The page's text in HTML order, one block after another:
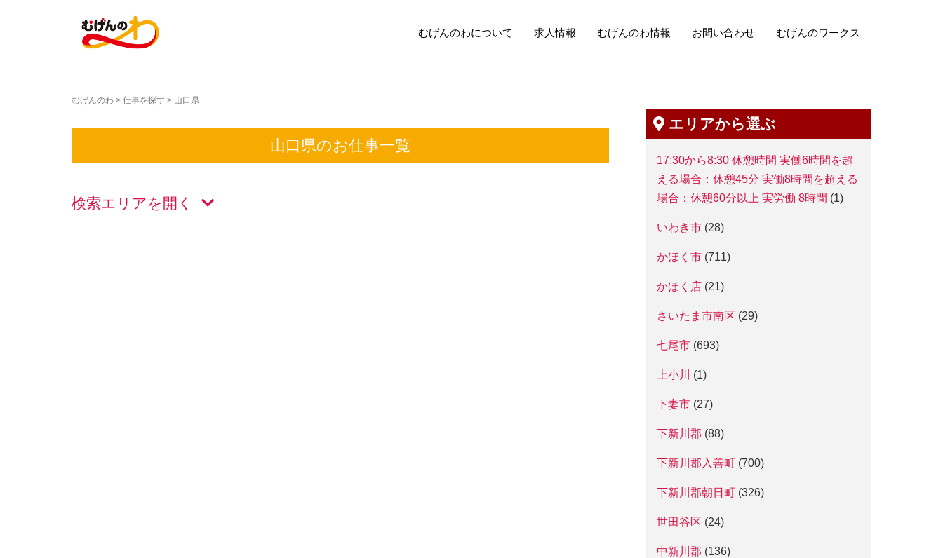
むげんのわについて 求人情報 むげんのわ情報 お問い合わせ むげんのワークス
むげんのわ > 仕事を探す > 山口県
山口県のお仕事一覧
検索エリアを
エリアから選ぶ
17:30から8:30 休憩時間 実働6時間を超
える場合：休憩45分 実働8時間を超える
場合：休憩60分以上 実労働 8時間 (1)
いわき市(28)
かほく市(711)
かほく店(21)
さいたま市南区 (29)
七尾市(693)
上小川 (1)
下妻市(27)
下新川郡 (88)
下新川郡入善町(700)
下新川郡朝日町(326)
世田谷区 (24)
中新川郡 (136)